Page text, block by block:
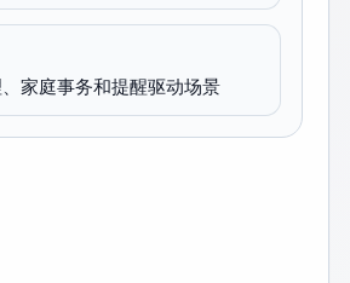
家庭事务和提醒驱动场景